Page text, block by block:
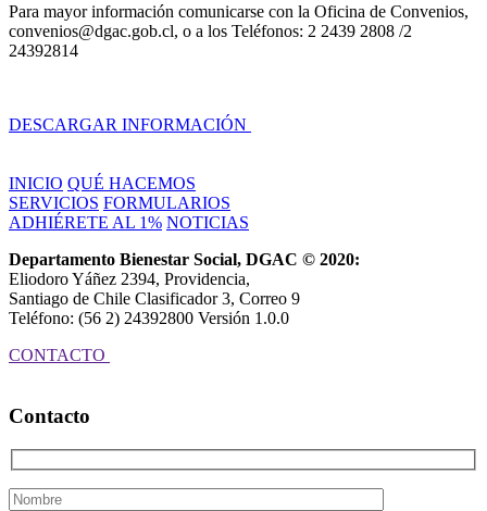
Para mayor información comunicarse con la Oficina de Convenios,
convenios@dgac.gob.cl, o a los Teléfonos: 2 2439 2808 /2
24392814
DESCARGAR INFORMACIÓN
INICIO QUÉ HACEMOS
SERVICIOS FORMULARIOS
ADHIÉRETE AL 1% NOTICIAS
Departamento Bienestar Social, DGAC © 2020:
Eliodoro Yáñez 2394, Providencia,
Santiago de Chile Clasificador 3, Correo 9
Teléfono: (56 2) 24392800 Versión 1.0.0
CONTACTO
Contacto